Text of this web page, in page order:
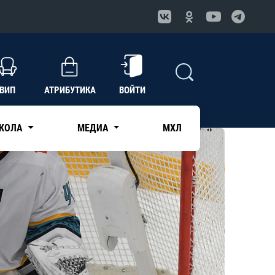
АТРИБУТИКА ВОЙТИ
МЕДИА МХЛ